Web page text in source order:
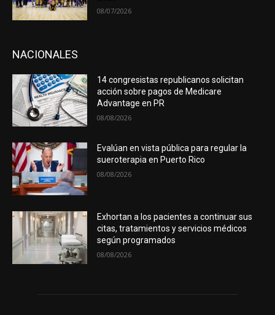
08/07/2026
NACIONALES
14 congresistas republicanos solicitan
acción sobre pagos de Medicare
Advantage en PR
08/08/2026
Evalúan en vista pública para regular la
sueroterapia en Puerto Rico
08/08/2026
Exhortan a los pacientes a continuar sus
citas, tratamientos y servicios médicos
según programados
08/08/2026